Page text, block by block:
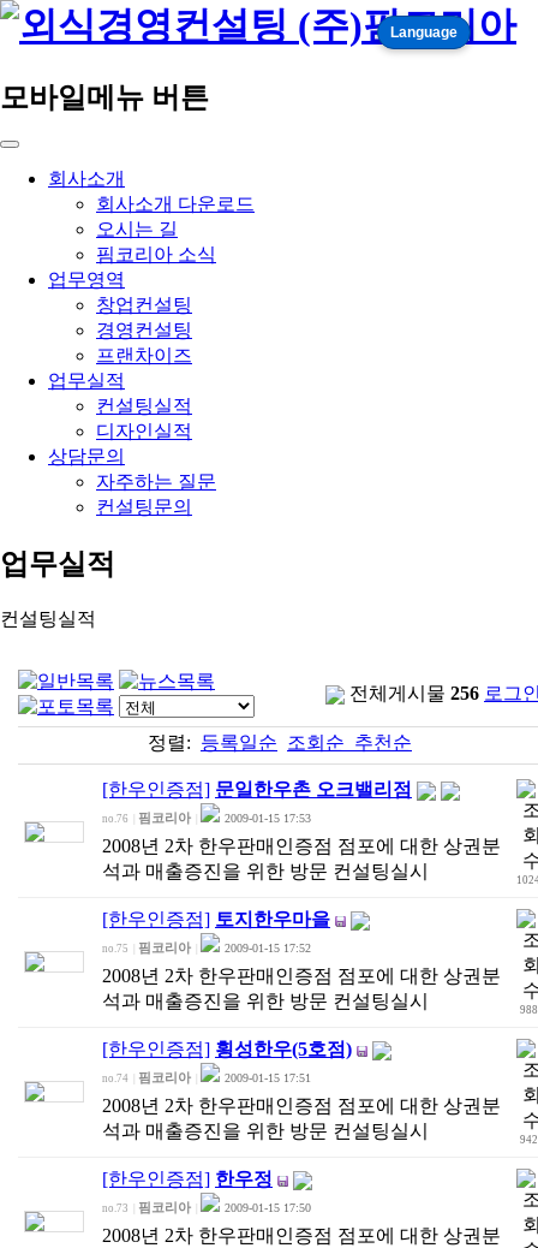
Language
모바일메뉴 버튼
회사소개
회사소개 다운로드
오시는 길
핌코리아 소식
업무영역
창업컨설팅
경영컨설팅
프랜차이즈
업무실적
컨설팅실적
디자인실적
상담문의
자주하는 질문
컨설팅문의
업무실적
컨설팅실적
전체게시물 256 로그
정렬: 등록일순 조회순 추천순
[한우인증점] 문일한우촌 오크밸리점
no.76 핌코리아 2009-01-15 17:53
2008년 2차 한우판매인증점 점포에 대한 상권분
석과 매출증진을 위한 방문 컨설팅실시
[한우인증점] 토지한우마을
no.75 핌코리아 2009-01-15 17:52
2008년 2차 한우판매인증점 점포에 대한 상권분
석과 매출증진을 위한 방문 컨설팅실시
[한우인증점] 횡성한우(5호점)
no.74 핌코리아 2009-01-15 17:51
2008년 2차 한우판매인증점 점포에 대한 상권분
석과 매출증진을 위한 방문 컨설팅실시
[한우인증점] 한우정
no.73 핌코리아 2009-01-15 17:50
2008년 2차 한우판매인증점 점포에 대한 상권분